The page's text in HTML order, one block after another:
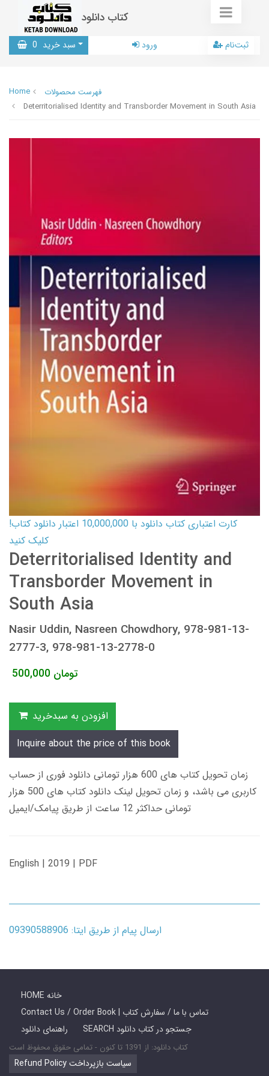
کتاب دانلود
سبد خرید 0 ورود ثبت‌نام
Home
فهرست محصولات
Deterritorialised Identity and Transborder Movement in South Asia
کارت اعتباری کتاب دانلود با 10,000,000 اعتبار دانلود کتاب!
کلیک کنید
Deterritorialised Identity and
Transborder Movement in
South Asia
Nasir Uddin, Nasreen Chowdhory, 978-981-13-
2777-3, 978-981-13-2778-0
500,000 تومان
افزودن به سبدخرید
Inquire about the price of this book
زمان تحویل کتاب های 600 هزار تومانی دانلود فوری از حساب
کاربری می باشد، و زمان تحویل لینک دانلود کتاب های 500 هزار
تومانی حداکثر 12 ساعت از طریق پیامک/ایمیل
English | 2019 | PDF
ارسال پیام از طریق ایتا: 09390588906
HOME خانه
Contact Us / Order Book | تماس با ما / سفارش کتاب
راهنمای دانلود
SEARCH جستجو در کتاب دانلود
کتاب دانلود: از 1391 تا کنون - تمامی حقوق محفوظ است
Refund Policy سیاست بازپرداخت